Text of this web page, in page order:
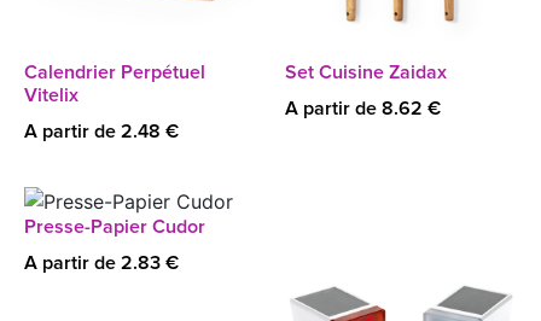
Calendrier Perpétuel
Vitelix
A partir de 2.48 €
Set Cuisine Zaidax
A partir de 8.62 €
Presse-Papier Cudor
A partir de 2.83 €